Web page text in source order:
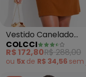
Vestido Canelado
(Marrom)
COLCCI
R$ 172,80R$ 288,00
ou 5x de R$ 34,56 sem